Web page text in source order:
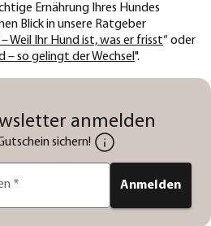
Ernährung Ihres Hundes
Blick in unsere Ratgeber
Ihr Hund ist, was er frisst“ oder
so gelingt der Wechsel ".
anmelden
sichern!
* Anmelden